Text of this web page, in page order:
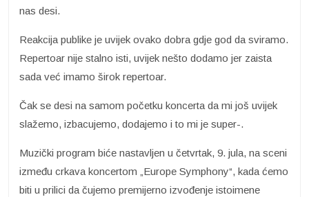
nas desi.
Reakcija publike je uvijek ovako dobra gdje god da sviramo.
Repertoar nije stalno isti, uvijek nešto dodamo jer zaista
sada već imamo širok repertoar.
Čak se desi na samom početku koncerta da mi još uvijek
slažemo, izbacujemo, dodajemo i to mi je super-.
Muzički program biće nastavljen u četvrtak, 9. jula, na sceni
između crkava koncertom „Europe Symphony“, kada ćemo
biti u prilici da čujemo premijerno izvođenje istoimene